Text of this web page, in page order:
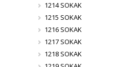
1214 SOKAK
1215 SOKAK
1216 SOKAK
1217 SOKAK
1218 SOKAK